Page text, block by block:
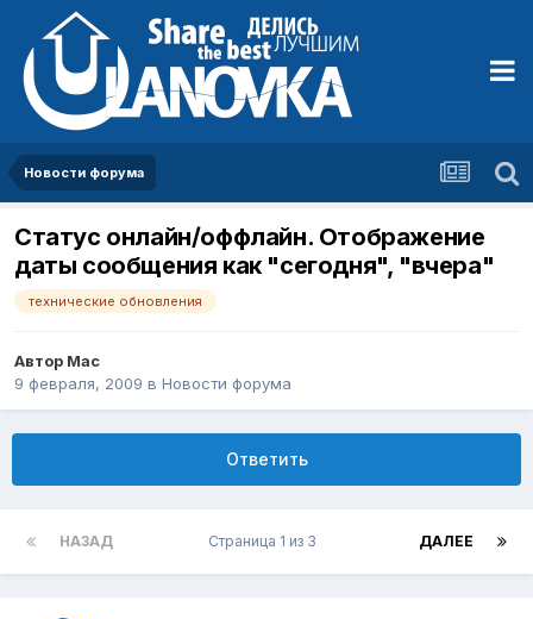
Новости форума
Статус онлайн/оффлайн. Отображение
даты сообщения как "сегодня", "вчера"
технические обновления
Автор Mac
9 февраля, 2009 в Новости форума
Ответить
НАЗАД ДАЛЕЕ
Страница 1 из 3